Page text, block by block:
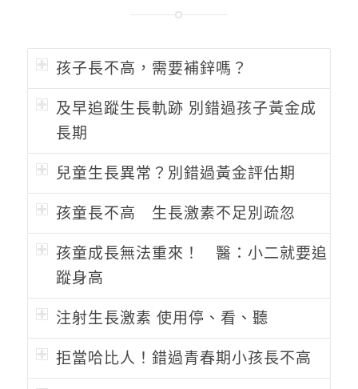
孩子長不高，需要補鋅嗎？
及早追蹤生長軌跡 別錯過孩子黃金成
長期
兒童生長異常？別錯過黃金評估期
孩童長不高 生長激素不足別疏忽
孩童成長無法重來！ 醫：小二就要追
蹤身高
注射生長激素 使用停、看、聽
拒當哈比人！錯過青春期小孩長不高